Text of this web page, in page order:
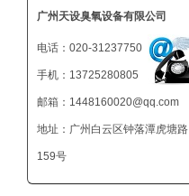
广州天设臭氧设备有限公司
电话：020-31237750
手机：13725280805
邮箱：1448160020@qq.com
地址：广州白云区钟落潭虎塘路
159号